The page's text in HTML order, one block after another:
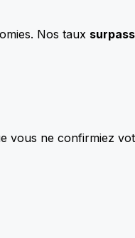
Nos taux
vous ne confirmiez